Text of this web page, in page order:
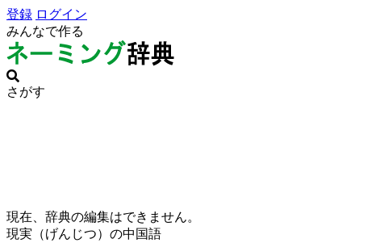
登録 ログイン
みんなで作る
さがす
現在、辞典の編集はできません。
現実（げんじつ）の中国語